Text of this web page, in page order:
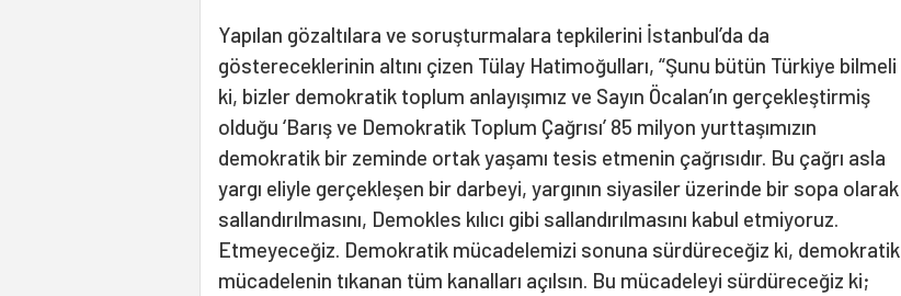
Yapılan gözaltılara ve soruşturmalara tepkilerini İstanbul’da da
göstereceklerinin altını çizen Tülay Hatimoğulları, “Şunu bütün Türkiye bilmeli
ki, bizler demokratik toplum anlayışımız ve Sayın Öcalan’ın gerçekleştirmiş
olduğu ‘Barış ve Demokratik Toplum Çağrısı’ 85 milyon yurttaşımızın
demokratik bir zeminde ortak yaşamı tesis etmenin çağrısıdır. Bu çağrı asla
yargı eliyle gerçekleşen bir darbeyi, yargının siyasiler üzerinde bir sopa olarak
sallandırılmasını, Demokles kılıcı gibi sallandırılmasını kabul etmiyoruz.
Etmeyeceğiz. Demokratik mücadelemizi sonuna sürdüreceğiz ki, demokratik
mücadelenin tıkanan tüm kanalları açılsın. Bu mücadeleyi sürdüreceğiz ki;